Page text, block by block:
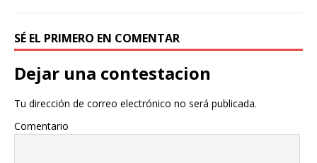
SÉ EL PRIMERO EN COMENTAR
Dejar una contestacion
Tu dirección de correo electrónico no será publicada.
Comentario